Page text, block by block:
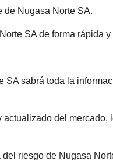
de Nugasa Norte SA.
SA de forma rápida y
SA sabrá toda la
actualizado del
riesgo de Nugasa